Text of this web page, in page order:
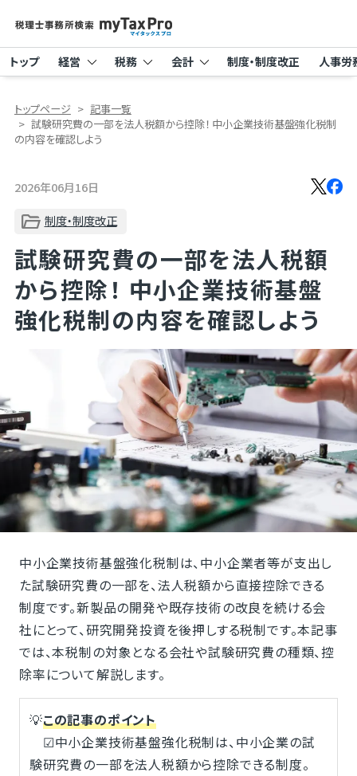
トップ 経営 税務 会計 制度・制度改正 人事労
トップページ
記事一覧
試験研究費の一部を法人税額から控除！ 中小企業技術基盤強化税制
の内容を確認しよう
2026年06月16日
制度・制度改正
試験研究費の一部を法人税額
から控除！ 中小企業技術基盤
強化税制の内容を確認しよう
中小企業技術基盤強化税制は、中小企業者等が支出し
た試験研究費の一部を、法人税額から直接控除できる
制度です。新製品の開発や既存技術の改良を続ける会
社にとって、研究開発投資を後押しする税制です。本記事
では、本税制の対象となる会社や試験研究費の種類、控
除率について解説します。
💡この記事のポイント
☑中小企業技術基盤強化税制は、中小企業の試
験研究費の一部を法人税額から控除できる制度。